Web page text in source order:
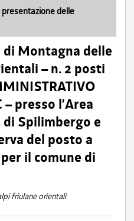
presentazione delle
Montagna delle
– n. 2 posti
– presso l’Area
di Spilimbergo e
del posto a
il comune di
friulane orientali